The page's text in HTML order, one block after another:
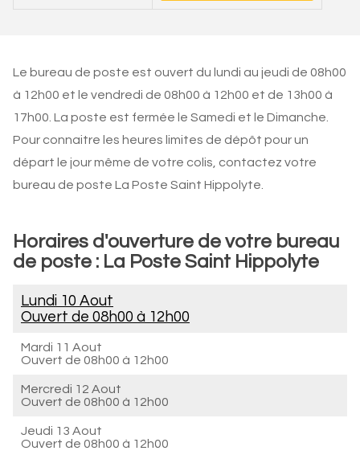
Le bureau de poste est ouvert du lundi au jeudi de 08h00
à 12h00 et le vendredi de 08h00 à 12h00 et de 13h00 à
17h00. La poste est fermée le Samedi et le Dimanche.
Pour connaitre les heures limites de dépôt pour un
départ le jour même de votre colis, contactez votre
bureau de poste La Poste Saint Hippolyte.
Horaires d'ouverture de votre bureau
de poste : La Poste Saint Hippolyte
Lundi 10 Aout
Ouvert de 08h00 à 12h00
Mardi 11 Aout
Ouvert de 08h00 à 12h00
Mercredi 12 Aout
Ouvert de 08h00 à 12h00
Jeudi 13 Aout
Ouvert de 08h00 à 12h00